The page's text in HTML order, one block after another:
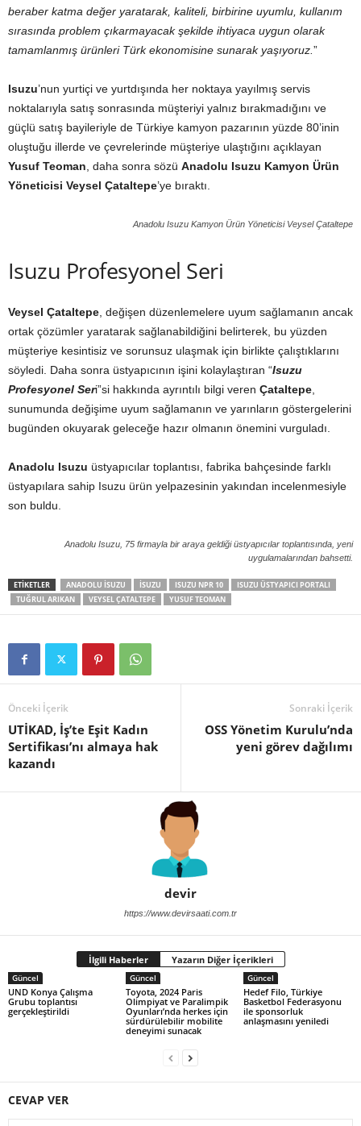
beraber katma değer yaratarak, kaliteli, birbirine uyumlu, kullanım
sırasında problem çıkarmayacak şekilde ihtiyaca uygun olarak
tamamlanmış ürünleri Türk ekonomisine sunarak yaşıyoruz. ”
Isuzu’nun yurtiçi ve yurtdışında her noktaya yayılmış servis
noktalarıyla satış sonrasında müşteriyi yalnız bırakmadığını ve
güçlü satış bayileriyle de Türkiye kamyon pazarının yüzde 80’inin
oluştuğu illerde ve çevrelerinde müşteriye ulaştığını açıklayan
Yusuf Teoman , daha sonra sözü Anadolu Isuzu Kamyon Ürün
Yöneticisi Veysel Çataltepe’ye bıraktı.
Anadolu Isuzu Kamyon Ürün Yöneticisi Veysel Çataltepe
Isuzu Profesyonel Seri
Veysel Çataltepe , değişen düzenlemelere uyum sağlamanın ancak
ortak çözümler yaratarak sağlanabildiğini belirterek, bu yüzden
müşteriye kesintisiz ve sorunsuz ulaşmak için birlikte çalıştıklarını
söyledi. Daha sonra üstyapıcının işini kolaylaştıran “Isuzu
Profesyonel Seri”si hakkında ayrıntılı bilgi veren Çataltepe
sunumunda değişime uyum sağlamanın ve yarınların göstergelerini
bugünden okuyarak geleceğe hazır olmanın önemini vurguladı.
Anadolu Isuzu üstyapıcılar toplantısı, fabrika bahçesinde farklı
üstyapılara sahip Isuzu ürün yelpazesinin yakından incelenmesiyle
son buldu.
Anadolu Isuzu, 75 firmayla bir araya geldiği üstyapıcılar toplantısında, yeni
uygulamalarından bahsetti.
ETIKETLER ANADOLU ISUZU ISUZU ISUZU NPR 10
ISUZU ÜSTYAPICI PORTALI
TUĞRUL ARIKAN
VEYSEL ÇATALTEPE YUSUF TEOMAN
Önceki İçerik
UTİKAD, İş’te Eşit Kadın
Sertifikası’nı almaya hak
kazandı
Sonraki İçerik
OSS Yönetim Kurulu’nda
yeni görev dağılımı
devir
https://www.devirsaati.com.tr
İlgili Haberler Yazarın Diğer İçerikleri
Güncel
UND Konya Çalışma
Grubu toplantısı
gerçekleştirildi
Güncel
Toyota, 2024 Paris
Olimpiyat ve Paralimpik
Oyunları’nda herkes için
sürdürülebilir mobilite
deneyimi sunacak
Güncel
Hedef Filo, Türkiye
Basketbol Federasyonu
ile sponsorluk
anlaşmasını yeniledi
CEVAP VER